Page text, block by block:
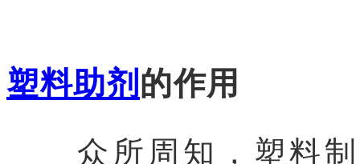
塑料助剂的作用
众所周知，塑料制